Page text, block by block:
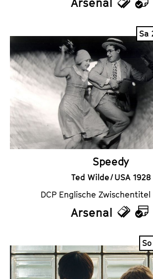
T
c
k
e
t
s
K
a
l
e
n
e
Sa
Speedy
Ted Wilde / USA 1928
DCP Englische Zwischentitel
Arsenal
T
c
k
K
a
l
e